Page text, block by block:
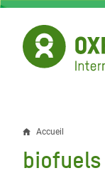
Aller
contenu
principal
Fil
d'Ariane
Accueil
biofuels